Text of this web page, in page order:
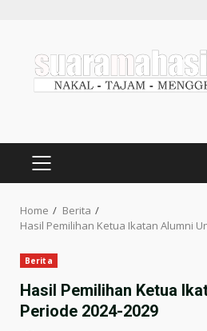
Home
Berita
Hasil Pemilihan Ketua Ikatan Alumni
Berita
Hasil Pemilihan Ketua
Periode 2024-2029